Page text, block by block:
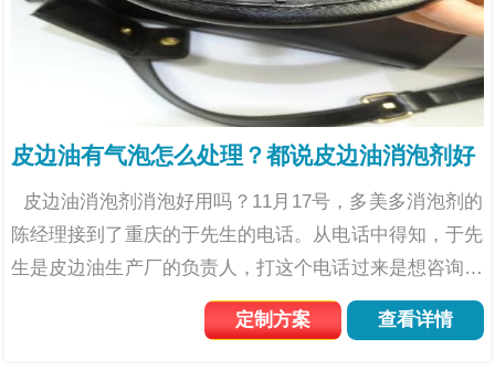
皮边油有气泡怎么处理？都说皮边油消泡剂好
皮边油消泡剂消泡好用吗？11月17号，多美多消泡剂的
陈经理接到了重庆的于先生的电话。从电话中得知，于先
生是皮边油生产厂的负责人，打这个电话过来是想咨询皮
边油消泡剂的。 皮具用品是我们日常生活中常见的。皮
定制方案 查看详情